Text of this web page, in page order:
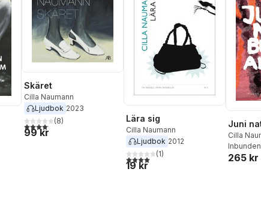
Cecilia
Sigrid
Anna
Svenning
Cecilia
Skäret
Cilla Naumann
Ljudbok 2023
4,1utav 5 stjärnor. Totalt antal röster:
(8)
99 kr
Lära sig
Cilla Naumann
Ljudbok 2012
4,0utav 5 stjärnor. Totalt antal röster:
(1)
19 kr
Juni
Cilla
Inbunden
265 kr